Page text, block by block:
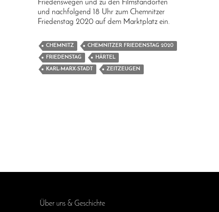
Friedenswegen und zu den Filmstandorten
und nachfolgend 18 Uhr zum Chemnitzer
Friedenstag 2020 auf dem Marktplatz ein.
CHEMNITZ CHEMNITZER FRIEDENSTAG 2020
FRIEDENSTAG HÄRTEL
KARL-MARX-STADT ZEITZEUGEN
Über uns & Geschichte